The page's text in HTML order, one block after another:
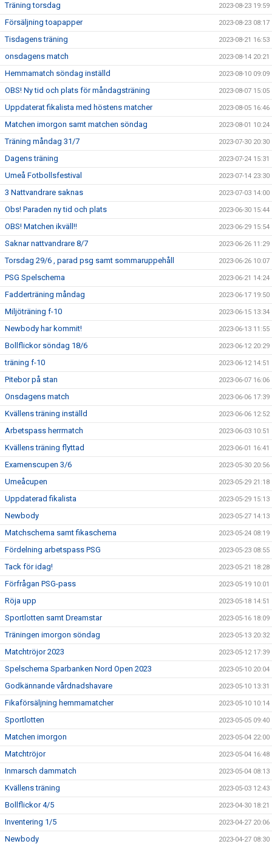
Träning torsdag 2023-08-23 19:59
Försäljning toapapper 2023-08-23 08:17
Tisdagens träning 2023-08-21 16:53
onsdagens match 2023-08-14 20:21
Hemmamatch söndag inställd 2023-08-10 09:09
OBS! Ny tid och plats för måndagsträning 2023-08-07 15:05
Uppdaterat fikalista med höstens matcher 2023-08-05 16:46
Matchen imorgon samt matchen söndag 2023-08-01 10:24
Träning måndag 31/7 2023-07-30 20:30
Dagens träning 2023-07-24 15:31
Umeå Fotbollsfestival 2023-07-14 23:30
3 Nattvandrare saknas 2023-07-03 14:00
Obs! Paraden ny tid och plats 2023-06-30 15:44
OBS! Matchen ikväll!! 2023-06-29 15:54
Saknar nattvandrare 8/7 2023-06-26 11:29
Torsdag 29/6 , parad psg samt sommaruppehåll 2023-06-26 10:07
PSG Spelschema 2023-06-21 14:24
Fadderträning måndag 2023-06-17 19:50
Miljöträning f-10 2023-06-15 13:34
Newbody har kommit! 2023-06-13 11:55
Bollflickor söndag 18/6 2023-06-12 20:29
träning f-10 2023-06-12 14:51
Pitebor på stan 2023-06-07 16:06
Onsdagens match 2023-06-06 17:39
Kvällens träning inställd 2023-06-06 12:52
Arbetspass herrmatch 2023-06-03 10:51
Kvällens träning flyttad 2023-06-01 16:41
Examenscupen 3/6 2023-05-30 20:56
Umeåcupen 2023-05-29 21:18
Uppdaterad fikalista 2023-05-29 15:13
Newbody 2023-05-27 14:13
Matchschema samt fikaschema 2023-05-24 08:19
Fördelning arbetspass PSG 2023-05-23 08:55
Tack för idag! 2023-05-21 18:28
Förfrågan PSG-pass 2023-05-19 10:01
Röja upp 2023-05-18 14:51
Sportlotten samt Dreamstar 2023-05-16 18:09
Träningen imorgon söndag 2023-05-13 20:32
Matchtröjor 2023 2023-05-12 17:39
Spelschema Sparbanken Nord Open 2023 2023-05-10 20:04
Godkännande vårdnadshavare 2023-05-10 13:31
Fikaförsäljning hemmamatcher 2023-05-10 10:14
Sportlotten 2023-05-05 09:40
Matchen imorgon 2023-05-04 22:00
Matchtröjor 2023-05-04 16:48
Inmarsch dammatch 2023-05-04 08:13
Kvällens träning 2023-05-03 12:43
Bollflickor 4/5 2023-04-30 18:21
Inventering 1/5 2023-04-27 20:06
Newbody 2023-04-27 08:30